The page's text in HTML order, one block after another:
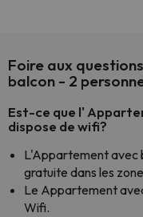
Foire aux
balcon - 2
Est-ce que l'
dispose de wifi?
L'Appartement avec
gratuite dans les
Le Appartement
Wifi.